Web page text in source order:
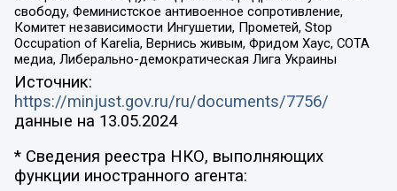
свободу, Феминистское антивоенное сопротивление,
Комитет независимости Ингушетии, Прометей, Stop
Occupation of Karelia, Вернись живым, Фридом Хаус, СОТА
медиа, Либерально-демократическая Лига Украины
Источник:
https://minjust.gov.ru/ru/documents/7756/
данные на 13.05.2024
* Сведения реестра НКО, выполняющих
функции иностранного агента: